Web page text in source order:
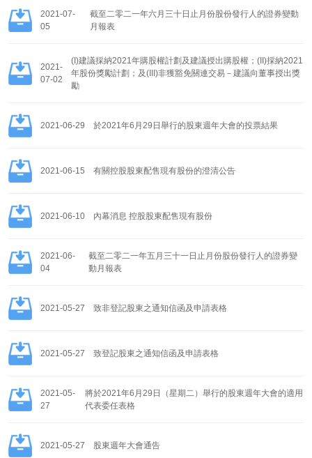
确定 取消
2021-07-
05
截至二零二一年六月三十日止月份股份發行人的證券變動
月報表
2021-
07-02
(I)建議採納2021年購股權計劃及建議授出購股權；(II)採納2021
年股份獎勵計劃；及(III)非獲豁免關連交易－建議向董事授出獎
勵
2021-06-29 於2021年6月29日舉行的股東週年大會的投票結果
2021-06-15 有關控股股東配售現有股份的澄清公告
2021-06-10 內幕消息 控股股東配售現有股份
2021-06-
04
截至二零二一年五月三十一日止月份股份發行人的證券變
動月報表
2021-05-27 致非登記股東之通知信函及申請表格
2021-05-27 致登記股東之通知信函及申請表格
2021-05-
27
將於2021年6月29日（星期二）舉行的股東週年大會的適用
代表委任表格
2021-05-27 股東週年大會通告